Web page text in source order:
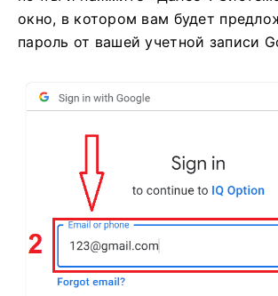
окно, в котором вам будет
пароль от вашей учетной записи